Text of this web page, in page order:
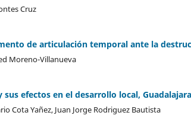
Cruz
de articulación temporal ante la
Moreno-Villanueva
efectos en el desarrollo local,
Cota Yañez, Juan Jorge Rodriguez Bautista